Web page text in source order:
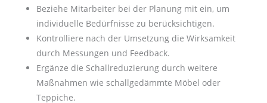
Beziehe Mitarbeiter bei der Planung mit ein, um
individuelle Bedürfnisse zu berücksichtigen.
Kontrolliere nach der Umsetzung die Wirksamkeit
durch Messungen und Feedback.
Ergänze die Schallreduzierung durch weitere
Maßnahmen wie schallgedämmte Möbel oder
Teppiche.